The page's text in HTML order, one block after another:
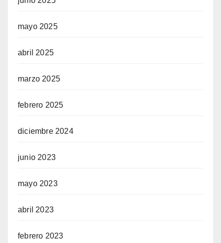
mayo 2025
abril 2025
marzo 2025
febrero 2025
diciembre 2024
junio 2023
mayo 2023
abril 2023
febrero 2023